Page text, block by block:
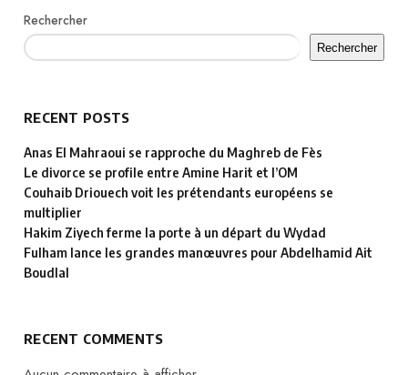
Rechercher
Rechercher
RECENT POSTS
Anas El Mahraoui se rapproche du Maghreb de Fès
Le divorce se profile entre Amine Harit et l’OM
Couhaib Driouech voit les prétendants européens se
multiplier
Hakim Ziyech ferme la porte à un départ du Wydad
Fulham lance les grandes manœuvres pour Abdelhamid Ait
Boudlal
RECENT COMMENTS